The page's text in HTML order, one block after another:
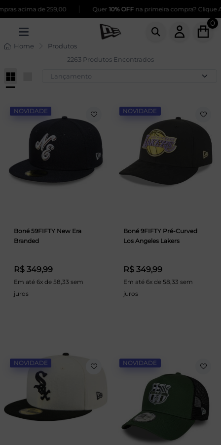
de 259,00 | 10% OFFna primeira compra? Clique Aqui!
0
Home Produtos
2263 Produtos Encontrados
NOVIDADE
Boné 59FIFTY New Era
Branded
R$ 349,99
Em até 6x de 58,33 sem
juros
NOVIDADE
Boné 9FIFTY Pré-Curved
Los Angeles Lakers
R$ 349,99
Em até 6x de 58,33 sem
juros
NOVIDADE NOVIDADE